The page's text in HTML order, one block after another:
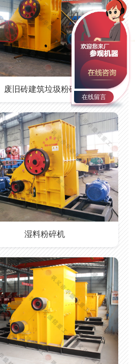
废旧砖建筑垃圾粉碎机
湿料粉碎机
在线留言